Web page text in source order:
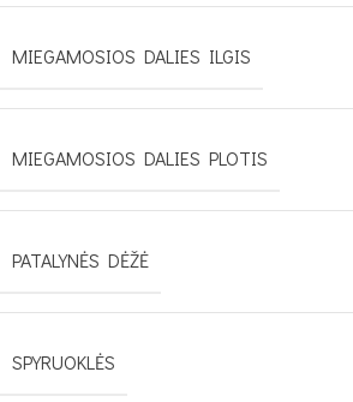
MIEGAMOSIOS DALIES ILGIS
MIEGAMOSIOS DALIES PLOTIS
PATALYNĖS DĖŽĖ
SPYRUOKLĖS